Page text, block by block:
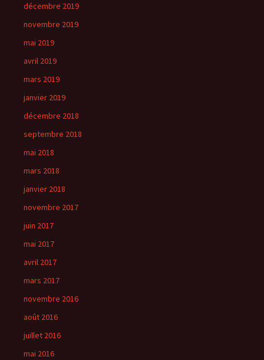
décembre 2019
novembre 2019
mai 2019
avril 2019
mars 2019
janvier 2019
décembre 2018
septembre 2018
mai 2018
mars 2018
janvier 2018
novembre 2017
juin 2017
mai 2017
avril 2017
mars 2017
novembre 2016
août 2016
juillet 2016
mai 2016